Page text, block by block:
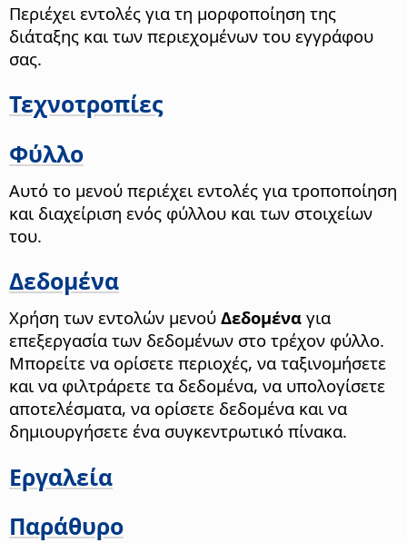
Περιέχει εντολές για τη μορφοποίηση της
διάταξης και των περιεχομένων του εγγράφου
σας.
Τεχνοτροπίες
Φύλλο
Αυτό το μενού περιέχει εντολές για τροποποίηση
και διαχείριση ενός φύλλου και των στοιχείων
του.
Δεδομένα
Χρήση των εντολών μενού Δεδομένα για
επεξεργασία των δεδομένων στο τρέχον φύλλο.
Μπορείτε να ορίσετε περιοχές, να ταξινομήσετε
και να φιλτράρετε τα δεδομένα, να υπολογίσετε
αποτελέσματα, να ορίσετε δεδομένα και να
δημιουργήσετε ένα συγκεντρωτικό πίνακα.
Εργαλεία
Παράθυρο